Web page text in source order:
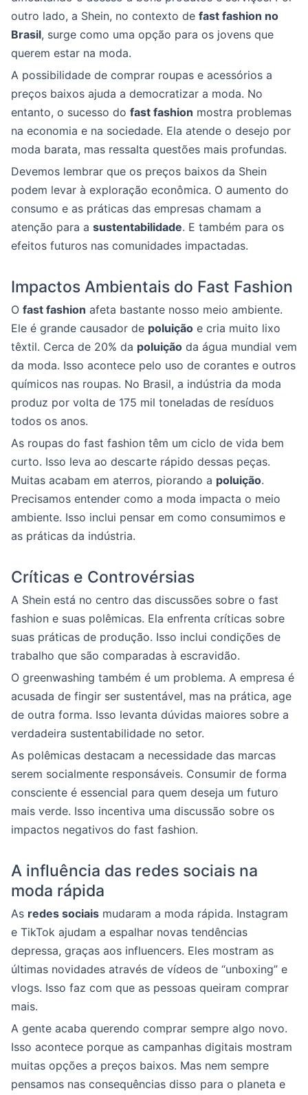
outro lado, a Shein, no contexto de fast fashion no
Brasil, surge como uma opção para os jovens que
querem estar na moda.
A possibilidade de comprar roupas e acessórios a
preços baixos ajuda a democratizar a moda. No
entanto, o sucesso do fast fashion mostra problemas
na economia e na sociedade. Ela atende o desejo por
moda barata, mas ressalta questões mais profundas.
Devemos lembrar que os preços baixos da Shein
podem levar à exploração econômica. O aumento do
consumo e as práticas das empresas chamam a
atenção para a sustentabilidade. E também para os
efeitos futuros nas comunidades impactadas.
Impactos Ambientais do Fast Fashion
O fast fashion afeta bastante nosso meio ambiente.
Ele é grande causador de poluição e cria muito lixo
têxtil. Cerca de 20% da poluição da água mundial vem
da moda. Isso acontece pelo uso de corantes e outros
químicos nas roupas. No Brasil, a indústria da moda
produz por volta de 175 mil toneladas de resíduos
todos os anos.
As roupas do fast fashion têm um ciclo de vida bem
curto. Isso leva ao descarte rápido dessas peças.
Muitas acabam em aterros, piorando a poluição.
Precisamos entender como a moda impacta o meio
ambiente. Isso inclui pensar em como consumimos e
as práticas da indústria.
Críticas e Controvérsias
A Shein está no centro das discussões sobre o fast
fashion e suas polêmicas. Ela enfrenta críticas sobre
suas práticas de produção. Isso inclui condições de
trabalho que são comparadas à escravidão.
O greenwashing também é um problema. A empresa é
acusada de fingir ser sustentável, mas na prática, age
de outra forma. Isso levanta dúvidas maiores sobre a
verdadeira sustentabilidade no setor.
As polêmicas destacam a necessidade das marcas
serem socialmente responsáveis. Consumir de forma
consciente é essencial para quem deseja um futuro
mais verde. Isso incentiva uma discussão sobre os
impactos negativos do fast fashion.
A influência das redes sociais na
moda rápida
As redes sociais mudaram a moda rápida. Instagram
e TikTok ajudam a espalhar novas tendências
depressa, graças aos influencers. Eles mostram as
últimas novidades através de vídeos de “unboxing” e
vlogs. Isso faz com que as pessoas queiram comprar
mais.
A gente acaba querendo comprar sempre algo novo.
Isso acontece porque as campanhas digitais mostram
muitas opções a preços baixos. Mas nem sempre
pensamos nas consequências disso para o planeta e